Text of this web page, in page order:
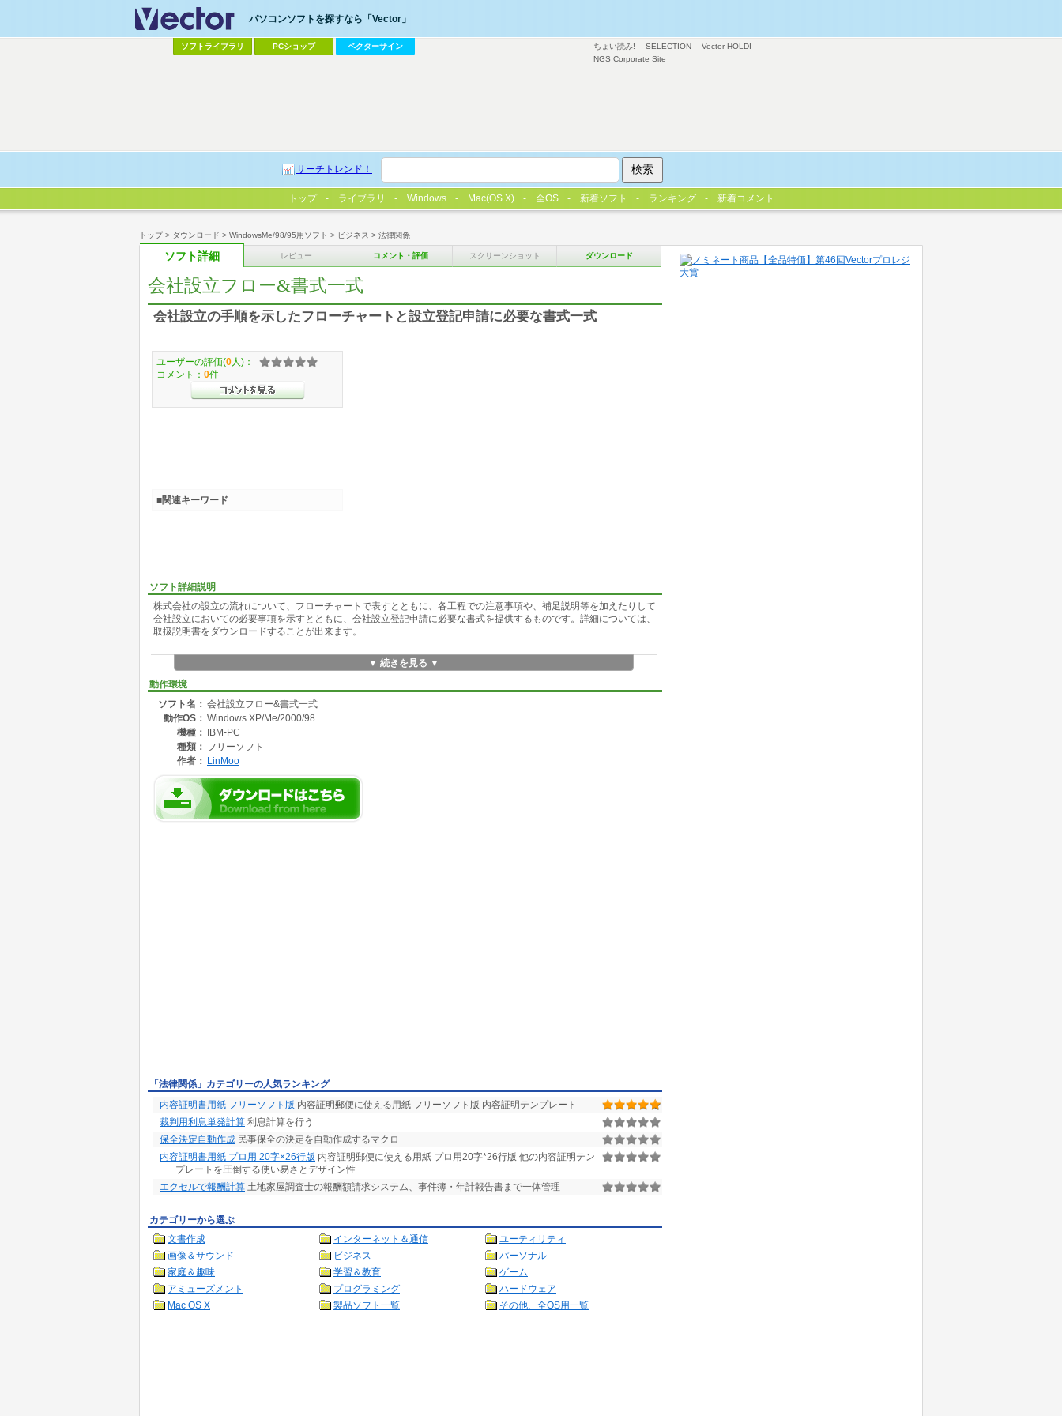
トップ> ダウンロード > WindowsMe/98/95用ソフト > ビジネス > 法律関係
ソフト詳細 レビュー コメント・評価 スクリーンショット ダウンロード
会社設立フロー&書式一式
会社設立の手順を示したフローチャートと設立登記申請に必要な書式一式
ソフト詳細説明
株式会社の設立の流れについて、フローチャートで表すとともに、各工程での注意事項や、補足説明等を加えたりして
会社設立においての必要事項を示すとともに、会社設立登記申請に必要な書式を提供するものです。詳細については、
取扱説明書をダウンロードすることが出来ます。
▼ 続きを見る ▼
動作環境
ソフト名： 会社設立フロー&書式一式
動作OS： Windows XP/Me/2000/98
機種：
IBM-PC
種類： フリーソフト
作者： LinMoo
ユーザーの評価(0 人)：
コメント： 0件
■関連キーワード
「法律関係」カテゴリーの人気ランキング
内容証明書用紙 フリーソフト版 内容証明郵便に使える用紙 フリーソフト版 内容証明テンプレート
裁判用利息単発計算 利息計算を行う
保全決定自動作成 民事保全の決定を自動作成するマクロ
内容証明書用紙 プロ用 20字×26行版 内容証明郵便に使える用紙 プロ用20字*26行版 他の内容証明テン
プレートを圧倒する使い易さとデザイン性
エクセルで報酬計算 土地家屋調査士の報酬額請求システム、事件簿・年計報告書まで一体管理
カテゴリーから選ぶ
文書作成
インターネット＆通信
ユーティリティ
画像＆サウンド
ビジネス
パーソナル
家庭＆趣味
学習＆教育
ゲーム
アミューズメント
プログラミング
ハードウェア
Mac OS X
製品ソフト一覧 その他、全OS用一覧
ちょい読み! SELECTION
Vector HOLDI
NGS Corporate Site
パソコンソフトを探すなら「Vector」
ソフトライブラリ PCショップ ベクターサイン
サーチトレンド！
トップ ライブラリ Windows Mac(OS X) 全OS 新着ソフト ランキング 新着コメント